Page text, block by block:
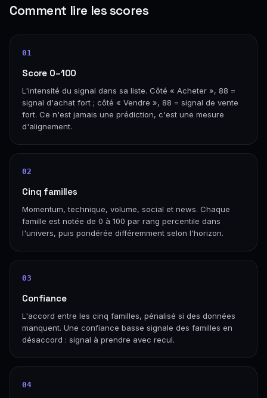
Comment lire les scores
01
Score 0–100
L'intensité du signal dans sa liste. Côté « Acheter », 88 =
signal d'achat fort ; côté « Vendre », 88 = signal de vente
fort. Ce n'est jamais une prédiction, c'est une mesure
d'alignement.
02
Cinq familles
Momentum, technique, volume, social et news. Chaque
famille est notée de 0 à 100 par rang percentile dans
l'univers, puis pondérée différemment selon l'horizon.
03
Confiance
L'accord entre les cinq familles, pénalisé si des données
manquent. Une confiance basse signale des familles en
désaccord : signal à prendre avec recul.
04